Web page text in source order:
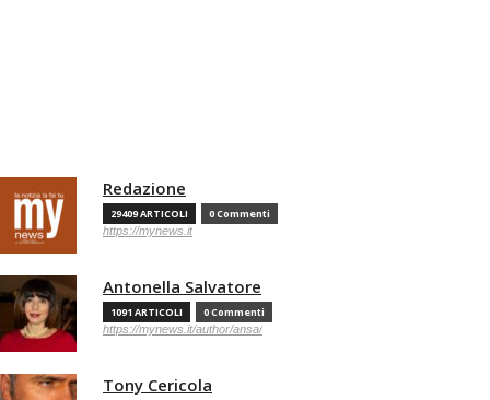
Redazione
29409 ARTICOLI 0 Commenti
https://mynews.it
Antonella Salvatore
1091 ARTICOLI 0 Commenti
https://mynews.it/author/ansa/
Tony Cericola